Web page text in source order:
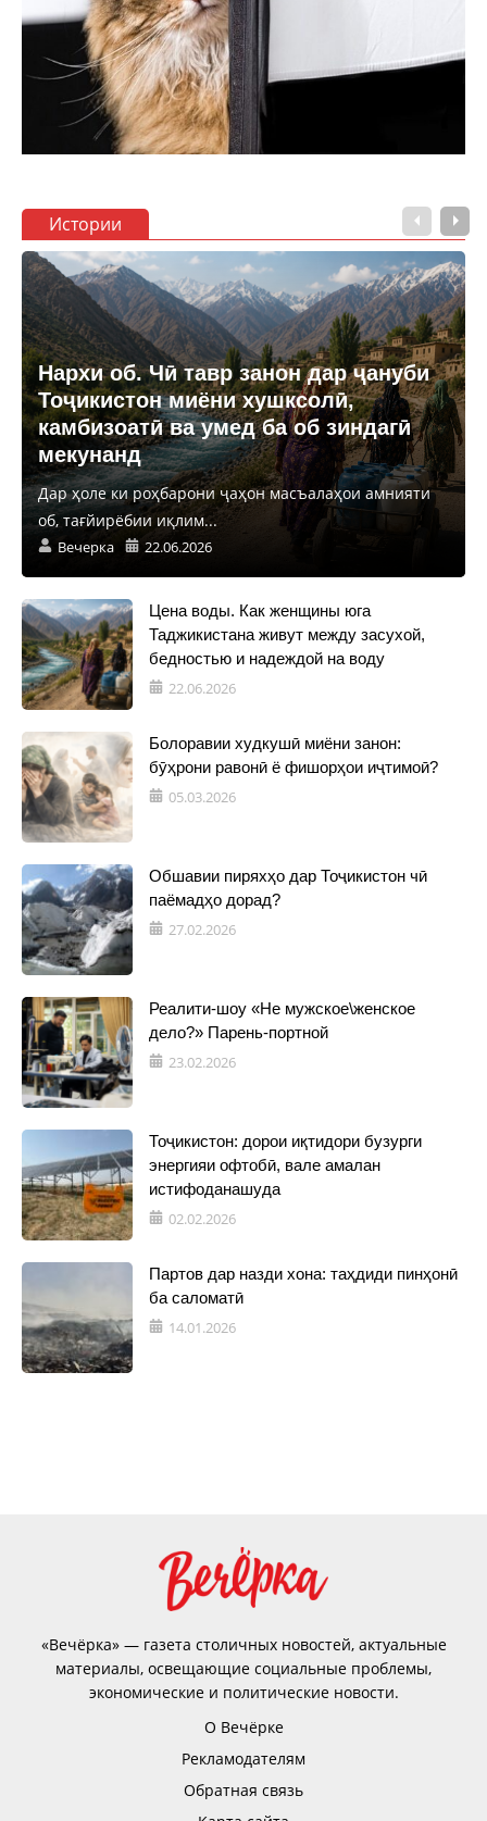
Истории
Нархи об. Чӣ тавр занон дар ҷануби
Тоҷикистон миёни хушксолӣ,
камбизоатӣ ва умед ба об зиндагӣ
мекунанд
Дар ҳоле ки роҳбарони ҷаҳон масъалаҳои амнияти
об, тағйирёбии иқлим...
Вечерка 22.06.2026
Цена воды. Как женщины юга
Таджикистана живут между засухой,
бедностью и надеждой на воду
22.06.2026
Болоравии худкушӣ миёни занон:
бӯҳрони равонӣ ё фишорҳои иҷтимоӣ?
05.03.2026
Обшавии пиряхҳо дар Тоҷикистон чӣ
паёмадҳо дорад?
27.02.2026
Реалити-шоу «Не мужское\женское
дело?» Парень-портной
23.02.2026
Тоҷикистон: дорои иқтидори бузурги
энергияи офтобӣ, вале амалан
истифоданашуда
02.02.2026
Партов дар назди хона: таҳдиди пинҳонӣ
ба саломатӣ
14.01.2026
«Вечёрка» — газета столичных новостей, актуальные
материалы, освещающие социальные проблемы,
экономические и политические новости.
О Вечёрке
Рекламодателям
Обратная связь